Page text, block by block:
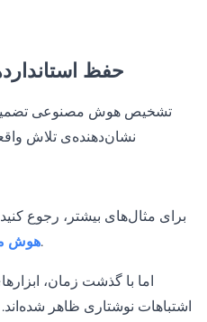
حفظ
تشخیص هوش مصنوعی تضمین
نشان‌دهنده‌ی تلاش
برای مثال‌های بیشتر، رجوع کنید
هوش.
اما با گذشت زمان،
اشتباهات نوشتاری ظاهر